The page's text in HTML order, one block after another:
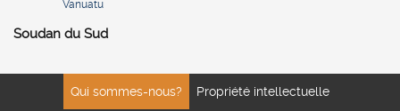
Vanuatu
Soudan du Sud
Qui sommes-nous? Propriété intellectuelle